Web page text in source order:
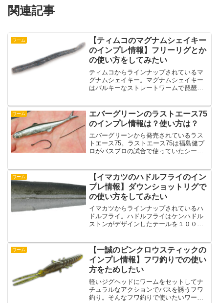
関連記事
ワーム
【ティムコのマグナムシェイキー
のインプレ情報】フリーリグとか
の使い方をしてみたい
ティムコからラインナップされているマ
グナムシェイキー。マグナムシェイキー
はバルキーなストレートワームで琵琶湖
トワームのなかでもバルキーなタイプの
ものを使いたいという人は...
ワーム
エバーグリーンのラストエース75
のインプレ情報は？使い方は？
エバーグリーンから発売されているラス
トエース75。ラストエース75は福島健プ
ロがバスプロの試合で使っていたシーク
プレ情報と使い方をまとめたので紹介し
ていきます。ラスト...
ワーム
【イマカツのハドルフライのイン
プレ情報】ダウンショットリグで
の使い方をしてみたい
イマカツからラインナップされているハ
ドルフライ。ハドルフライはケンハドル
ストンがデザインしたテールを１００パ
トリグを始めたいならハドルフライから
使ってみるのはどうでしょ...
ワーム
【一誠のピンクロウスティックの
インプレ情報】フワ釣りでの使い
方をためしたい
軽いジグヘッドにワームをセットしてナ
チュラルなアクションでバスを誘うフワ
釣り。そんなフワ釣りで使いたいワーム